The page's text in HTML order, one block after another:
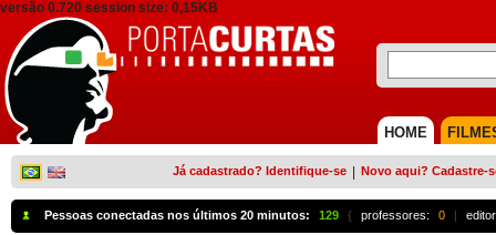
versão 0.720 session size: 0,15KB
HOME
Já cadastrado? Identifique-se Novo aqui? Cadastre-
Pessoas conectadas nos últimos 20 minutos: 129 { professores: 0 |